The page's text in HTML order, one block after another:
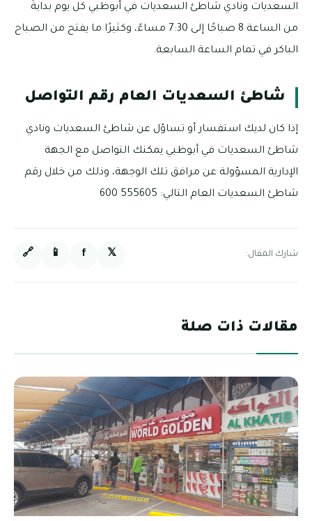
السعديات ونادي شاطئ السعديات في أبوظبي كل يوم بدايةً
من الساعة 8 صباحًا إلى 7:30 مساءً، وكثيرًا ما يفتح من الصباح
الباكر في تمام الساعة السابعة.
شاطئ السعديات العام رقم التواصل
إذا كان لديك استفسار أو تساؤل عن شاطئ السعديات ونادي
شاطئ السعديات في أبوظبي يمكنك التواصل مع الجهة
الإدارية المسؤولة عن مرافق تلك الوجهة، وذلك من خلال رقم
شاطئ السعديات العام التالي: 555605 600
شارك المقال: 𝕏
f
📱
🔗
مقالات ذات صلة